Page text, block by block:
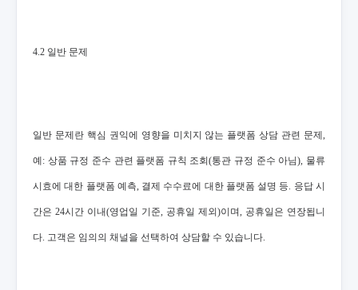
4.2 일반 문제
일반 문제란 핵심 권익에 영향을 미치지 않는 플랫폼 상담 관련 문제,
예: 상품 규정 준수 관련 플랫폼 규칙 조회(통관 규정 준수 아님), 물류
시효에 대한 플랫폼 예측, 결제 수수료에 대한 플랫폼 설명 등. 응답 시
간은 24시간 이내(영업일 기준, 공휴일 제외)이며, 공휴일은 연장됩니
다. 고객은 임의의 채널을 선택하여 상담할 수 있습니다.